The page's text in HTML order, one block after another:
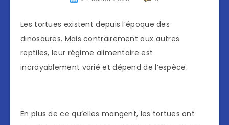
Les tortues existent depuis l’époque des
dinosaures. Mais contrairement aux autres
reptiles, leur régime alimentaire est
incroyablement varié et dépend de l’espèce.
En plus de ce qu’elles mangent, les tortues ont